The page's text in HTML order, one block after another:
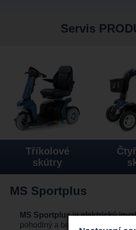
Servis
Tříkolové
skútry
MS Sportplus
MS Sportplusjeelektrický
pohodlný a bezpečný i pro větší